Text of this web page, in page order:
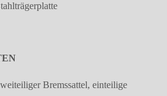
Bremssattel, einteilige